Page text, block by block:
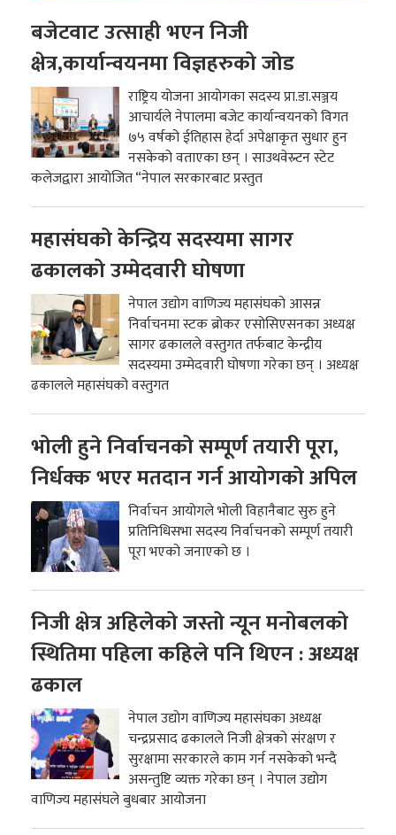
बजेटवाट उत्साही भएन निजी
क्षेत्र,कार्यान्वयनमा विज्ञहरुको जोड
राष्ट्रिय योजना आयोगका सदस्य प्रा.डा.सञ्जय
आचार्यले नेपालमा बजेट कार्यान्वयनको विगत
७५ वर्षको ईतिहास हेर्दा अपेक्षाकृत सुधार हुन
नसकेको वताएका छन् । साउथवेस्र्टन स्टेट
कलेजद्वारा आयोजित “नेपाल सरकारबाट प्रस्तुत
महासंघको केन्द्रिय सदस्यमा सागर
ढकालको उम्मेदवारी घोषणा
नेपाल उद्योग वाणिज्य महासंघको आसन्न
निर्वाचनमा स्टक ब्रोकर एसोसिएसनका अध्यक्ष
सागर ढकालले वस्तुगत तर्फबाट केन्द्रीय
सदस्यमा उम्मेदवारी घोषणा गरेका छन् । अध्यक्ष
ढकालले महासंघको वस्तुगत
भोली हुने निर्वाचनको सम्पूर्ण तयारी पूरा,
निर्धक्क भएर मतदान गर्न आयोगको अपिल
निर्वाचन आयोगले भोली विहानैबाट सुरु हुने
प्रतिनिधिसभा सदस्य निर्वाचनको सम्पूर्ण तयारी
पूरा भएको जनाएको छ ।
निजी क्षेत्र अहिलेको जस्तो न्यून मनोबलको
स्थितिमा पहिला कहिले पनि थिएन : अध्यक्ष
ढकाल
नेपाल उद्योग वाणिज्य महासंघका अध्यक्ष
चन्द्रप्रसाद ढकालले निजी क्षेत्रको संरक्षण र
सुरक्षामा सरकारले काम गर्न नसकेको भन्दै
असन्तुष्टि व्यक्त गरेका छन् । नेपाल उद्योग
वाणिज्य महासंघले बुधबार आयोजना